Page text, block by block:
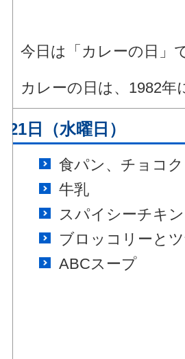
今日は「カレーの日」
カレーの日は、1982
21日（水曜日）
食パン、チョコ
牛乳
スパイシーチキン
ブロッコリーと
ABCスープ